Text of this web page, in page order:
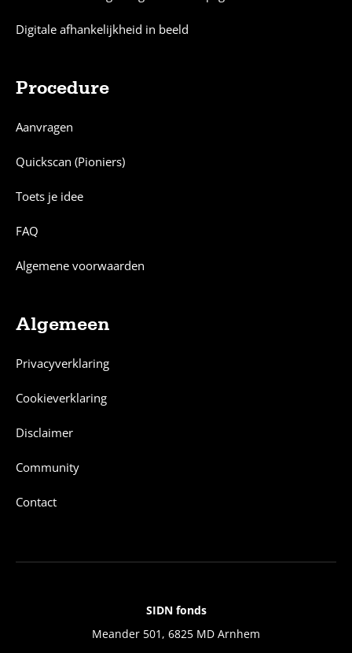
Digitale afhankelijkheid in beeld
Procedure
Aanvragen
Quickscan (Pioniers)
Toets je idee
FAQ
Algemene voorwaarden
Algemeen
Privacyverklaring
Cookieverklaring
Disclaimer
Community
Contact
SIDN fonds
Meander 501, 6825 MD Arnhem